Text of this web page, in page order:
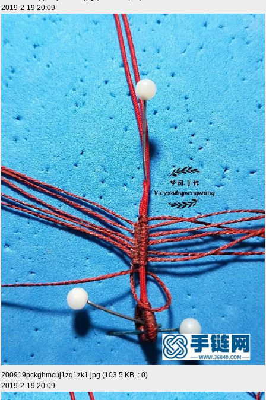
2019-2-19 20:09
200919pckghmcuj1zq1zk1.jpg (103.5 KB, : 0)
2019-2-19 20:09